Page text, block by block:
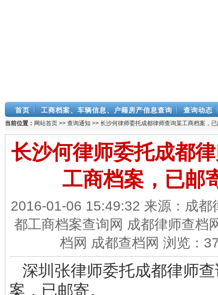
首页 工商档案、车辆信息、户籍房产信息查询 查询动态
当前位置： 网站首页 >> 查询通知 >> 长沙何律师委托成都律师查询某工商档案，
长沙何律师委托成都
工商档案，已邮
2016-01-06 15:49:32 来源：成都
都工商档案查询网 成都律师查档
档网 成都查档网 浏览：
深圳张律师委托成都律师
案，已邮寄。